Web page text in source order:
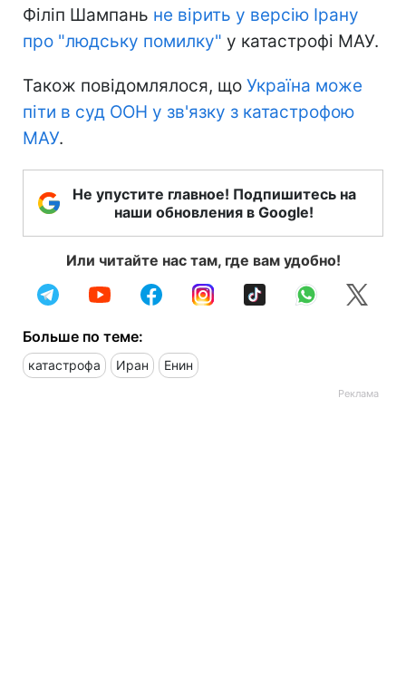
Філіп Шампань не вірить у версію Ірану
про "людську помилку" у катастрофі МАУ.
Також повідомлялося, що Україна може
піти в суд ООН у зв'язку з катастрофою
МАУ.
Не упустите главное! Подпишитесь на
наши обновления в Google!
Или читайте нас там, где вам удобно!
Больше по теме:
катастрофа Иран Енин